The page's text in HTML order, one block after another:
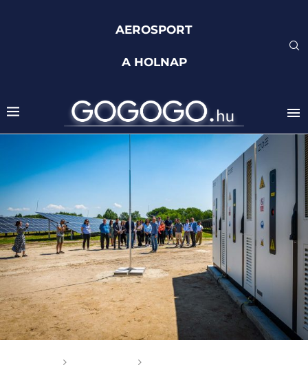
AEROSPORT
A HOLNAP